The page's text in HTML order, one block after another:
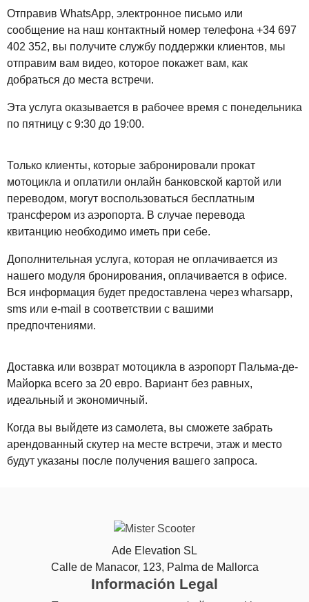
Отправив WhatsApp, электронное письмо или
сообщение на наш контактный номер телефона +34 697
402 352, вы получите службу поддержки клиентов, мы
отправим вам видео, которое покажет вам, как
добраться до места встречи.
Эта услуга оказывается в рабочее время с понедельника
по пятницу с 9:30 до 19:00.
Только клиенты, которые забронировали прокат
мотоцикла и оплатили онлайн банковской картой или
переводом, могут воспользоваться бесплатным
трансфером из аэропорта. В случае перевода
квитанцию ​​необходимо иметь при себе.
Дополнительная услуга, которая не оплачивается из
нашего модуля бронирования, оплачивается в офисе.
Вся информация будет предоставлена ​​через wharsapp,
sms или e-mail в соответствии с вашими
предпочтениями.
Доставка или возврат мотоцикла в аэропорт Пальма-де-
Майорка всего за 20 евро. Вариант без равных,
идеальный и экономичный.
Когда вы выйдете из самолета, вы сможете забрать
арендованный скутер на месте встречи, этаж и место
будут указаны после получения вашего запроса.
Ade Elevation SL
Calle de Manacor, 123, Palma de Mallorca
Información Legal